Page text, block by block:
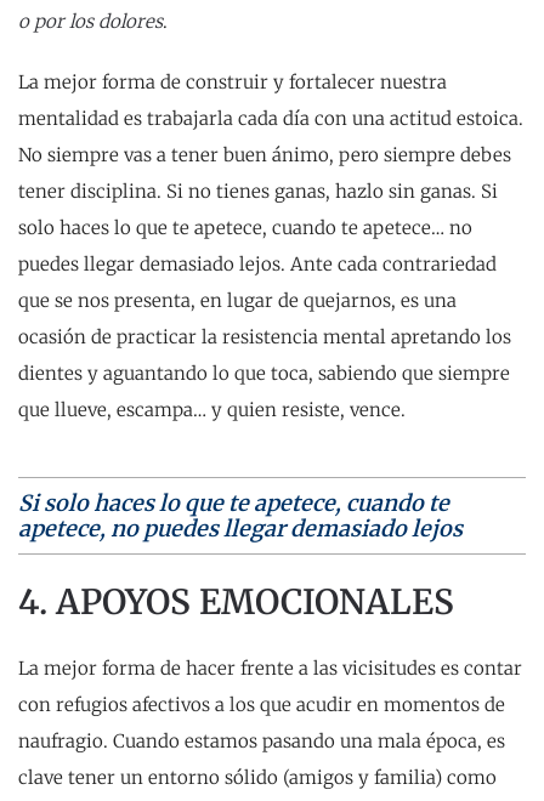
o por los dolores.
La mejor forma de construir y fortalecer nuestra
mentalidad es trabajarla cada día con una actitud estoica.
No siempre vas a tener buen ánimo, pero siempre debes
tener disciplina. Si no tienes ganas, hazlo sin ganas. Si
solo haces lo que te apetece, cuando te apetece… no
puedes llegar demasiado lejos. Ante cada contrariedad
que se nos presenta, en lugar de quejarnos, es una
ocasión de practicar la resistencia mental apretando los
dientes y aguantando lo que toca, sabiendo que siempre
que llueve, escampa… y quien resiste, vence.
Si solo haces lo que te apetece, cuando te
apetece, no puedes llegar demasiado lejos
4. APOYOS EMOCIONALES
La mejor forma de hacer frente a las vicisitudes es contar
con refugios afectivos a los que acudir en momentos de
naufragio. Cuando estamos pasando una mala época, es
clave tener un entorno sólido (amigos y familia) como